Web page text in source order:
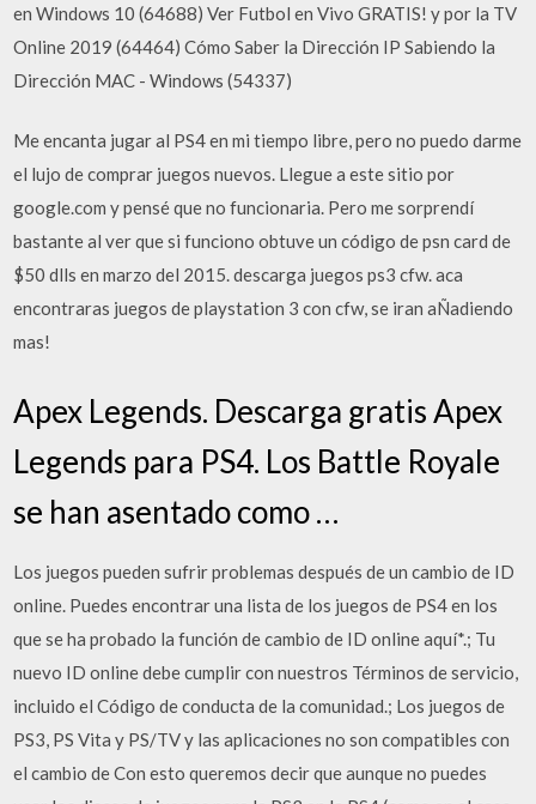
en Windows 10 (64688) Ver Futbol en Vivo GRATIS! y por la TV
Online 2019 (64464) Cómo Saber la Dirección IP Sabiendo la
Dirección MAC - Windows (54337)
Me encanta jugar al PS4 en mi tiempo libre, pero no puedo darme
el lujo de comprar juegos nuevos. Llegue a este sitio por
google.com y pensé que no funcionaria. Pero me sorprendí
bastante al ver que si funciono obtuve un código de psn card de
$50 dlls en marzo del 2015. descarga juegos ps3 cfw. aca
encontraras juegos de playstation 3 con cfw, se iran aÑadiendo
mas!
Apex Legends. Descarga gratis Apex
Legends para PS4. Los Battle Royale
se han asentado como …
Los juegos pueden sufrir problemas después de un cambio de ID
online. Puedes encontrar una lista de los juegos de PS4 en los
que se ha probado la función de cambio de ID online aquí*.; Tu
nuevo ID online debe cumplir con nuestros Términos de servicio,
incluido el Código de conducta de la comunidad.; Los juegos de
PS3, PS Vita y PS/TV y las aplicaciones no son compatibles con
el cambio de Con esto queremos decir que aunque no puedes